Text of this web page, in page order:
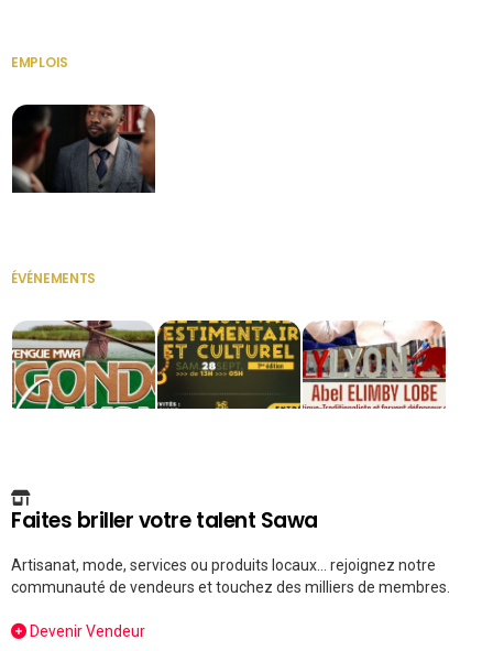
EMPLOIS
ÉVÉNEMENTS
Faites briller votre talent Sawa
Artisanat, mode, services ou produits locaux... rejoignez notre
communauté de vendeurs et touchez des milliers de membres.
Devenir Vendeur